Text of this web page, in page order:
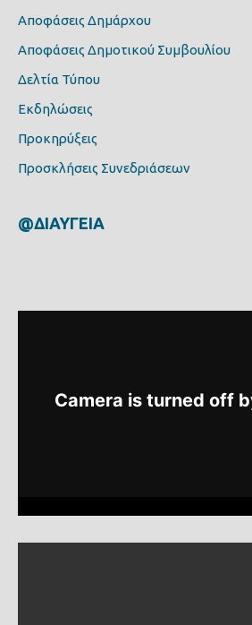
Αποφάσεις Δημάρχου
Αποφάσεις Δημοτικού Συμβουλίου
Δελτία Τύπου
Εκδηλώσεις
Προκηρύξεις
Προσκλήσεις Συνεδριάσεων
@ΔΙΑΥΓΕΙΑ